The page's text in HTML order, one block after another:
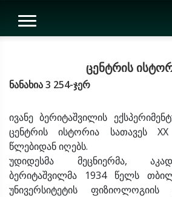
ცენტრის
ნანახია 3 254-ჯერ
ივანე ბერიტაშვილის
ცენტრის ისტორია სათავეს XX
წლებიდან იღებს.
უდიდესმა მეცნიერმა,
ბერიტაშვილმა 1934 წელს
უნივერსიტეტის ფიზიოლოგიის